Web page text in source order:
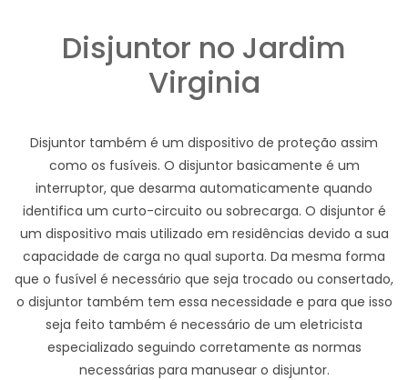
Disjuntor no Jardim
Virginia
Disjuntor também é um dispositivo de proteção assim
como os fusíveis. O disjuntor basicamente é um
interruptor, que desarma automaticamente quando
identifica um curto-circuito ou sobrecarga. O disjuntor é
um dispositivo mais utilizado em residências devido a sua
capacidade de carga no qual suporta. Da mesma forma
que o fusível é necessário que seja trocado ou consertado,
o disjuntor também tem essa necessidade e para que isso
seja feito também é necessário de um eletricista
especializado seguindo corretamente as normas
necessárias para manusear o disjuntor.